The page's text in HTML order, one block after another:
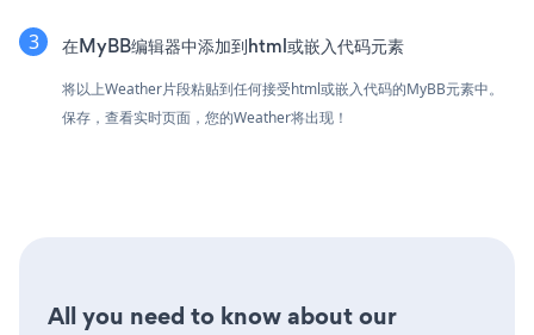
在MyBB编辑器中添加到html或嵌入代码元素
将以上Weather片段粘贴到任何接受html或嵌入代码的MyBB元素中。
保存，查看实时页面，您的Weather将出现！
All you need to know about our